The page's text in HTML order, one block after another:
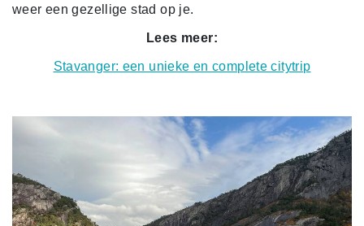
weer een gezellige stad op je.
Lees meer:
Stavanger: een unieke en complete citytrip